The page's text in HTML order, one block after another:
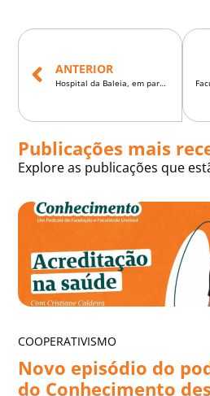
ANTERIOR
Hospital da Baleia, em parceria com a Faculdade Unimed, realiza IV Congresso de Tratamento das Deformidades Craniofaciais
Publicações mais
Explore as publicações que
COOPERATIVISMO
Novo episódio do
do Conhecimento